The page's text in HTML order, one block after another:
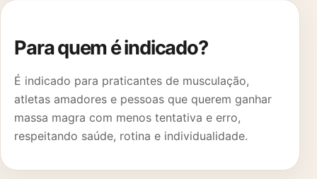
Para quem é indicado?
É indicado para praticantes de musculação,
atletas amadores e pessoas que querem ganhar
massa magra com menos tentativa e erro,
respeitando saúde, rotina e individualidade.